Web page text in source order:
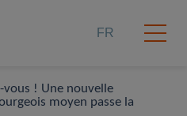
FR
vous ! Une nouvelle
moyen passe la